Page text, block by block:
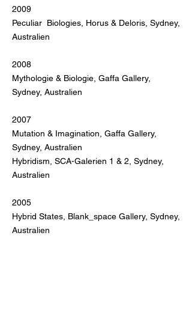
2009
Peculiar Biologies, Horus & Deloris, Sydney,
Australien
2008
Mythologie & Biologie, Gaffa Gallery,
Sydney, Australien
2007
Mutation & Imagination, Gaffa Gallery,
Sydney, Australien
Hybridism, SCA-Galerien 1 & 2, Sydney,
Australien
2005
Hybrid States, Blank_space Gallery, Sydney,
Australien